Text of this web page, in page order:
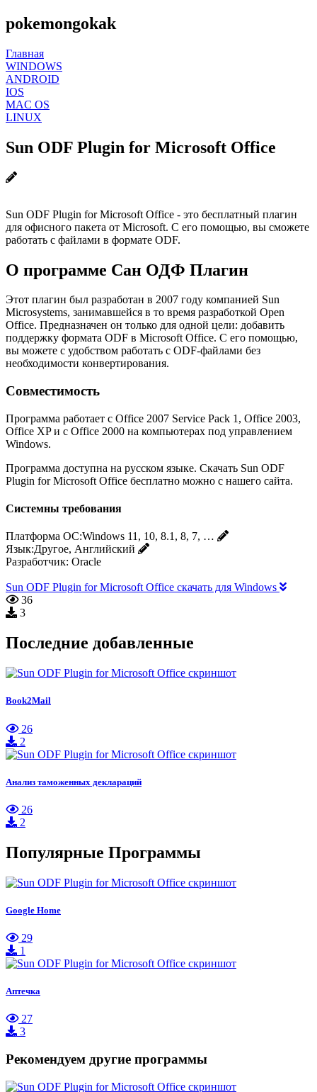
pokemongokak
Главная
WINDOWS
ANDROID
IOS
MAC OS
LINUX
Sun ODF Plugin for Microsoft Office
Sun ODF Plugin for Microsoft Office - это бесплатный плагин
для офисного пакета от Microsoft. С его помощью, вы сможете
работать с файлами в формате ODF.
О программе Сан ОДФ Плагин
Этот плагин был разработан в 2007 году компанией Sun
Microsystems, занимавшейся в то время разработкой Open
Office. Предназначен он только для одной цели: добавить
поддержку формата ODF в Microsoft Office. С его помощью,
вы можете с удобством работать с ODF-файлами без
необходимости конвертирования.
Совместимость
Программа работает с Office 2007 Service Pack 1, Office 2003,
Office XP и с Office 2000 на компьютерах под управлением
Windows.
Программа доступна на русском языке. Скачать Sun ODF
Plugin for Microsoft Office бесплатно можно с нашего сайта.
Системны требования
Платформа ОС:Windows 11, 10, 8.1, 8, 7, …
Язык:Другое, Английский
Разработчик: Oracle
Sun ODF Plugin for Microsoft Office скачать для Windows
36
3
Последние добавленные
Book2Mail
26
2
Анализ таможенных деклараций
26
2
Популярные Программы
Google Home
29
1
Аптечка
27
3
Рекомендуем другие программы